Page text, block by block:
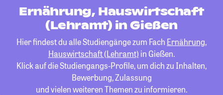
Ernährung, Hauswirtschaft
(Lehramt) in Gießen
Hier findest du alle Studiengänge zum Fach Ernährung,
Hauswirtschaft (Lehramt) in Gießen.
Klick auf die Studiengangs-Profile, um dich zu Inhalten,
Bewerbung, Zulassung
und vielen weiteren Themen zu informieren.